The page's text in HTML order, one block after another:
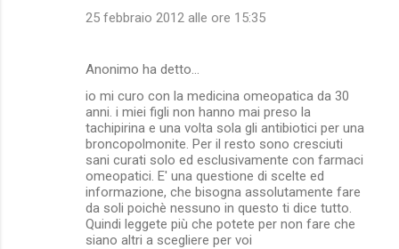
25 febbraio 2012 alle ore 15:35
Anonimo ha detto…
io mi curo con la medicina omeopatica da 30
anni. i miei figli non hanno mai preso la
tachipirina e una volta sola gli antibiotici per una
broncopolmonite. Per il resto sono cresciuti
sani curati solo ed esclusivamente con farmaci
omeopatici. E' una questione di scelte ed
informazione, che bisogna assolutamente fare
da soli poichè nessuno in questo ti dice tutto.
Quindi leggete più che potete per non fare che
siano altri a scegliere per voi